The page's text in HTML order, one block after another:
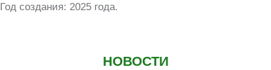
Год создания: 2025 года.
НОВОСТИ